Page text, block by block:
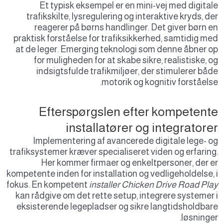
Et typisk eksempel er en mini-vej med
trafikskilte, lysregulering og interaktive kryds,
reagerer på børns handlinger. Det giver børn
praktisk forståelse for trafiksikkerhed, samtidig
at de leger. Emerging teknologi som denne åbner
for muligheden for at skabe sikre, realistiske,
indsigtsfulde trafikmiljøer, der stimulerer
motorik og kognitiv
Efterspørgslen efter
installatører og
Implementering af avancerede digitale lege-
trafiksystemer kræver specialiseret viden og
Her kommer firmaer og enkeltpersoner, der
kompetente inden for installation og
fokus. En kompetentinstaller Chicken Drive Road
kan rådgive om det rette setup, integrere
eksisterende legepladser og sikre